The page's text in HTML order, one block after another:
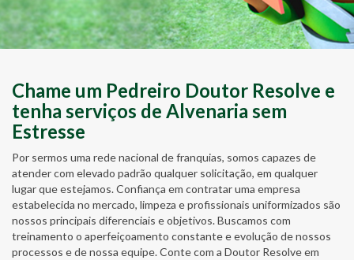
Chame um Pedreiro Doutor Resolve e
tenha serviços de Alvenaria sem
Estresse
Por sermos uma rede nacional de franquias, somos capazes de
atender com elevado padrão qualquer solicitação, em qualquer
lugar que estejamos. Confiança em contratar uma empresa
estabelecida no mercado, limpeza e profissionais uniformizados são
nossos principais diferenciais e objetivos. Buscamos com
treinamento o aperfeiçoamento constante e evolução de nossos
processos e de nossa equipe. Conte com a Doutor Resolve em